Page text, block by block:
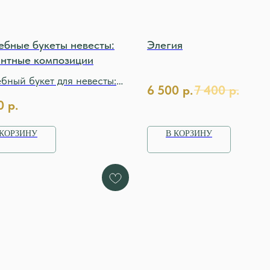
букеты невесты:
композиции
букет для невесты:
р.
Элегия
6 500 р.7 400 р.
В КОРЗИНУ